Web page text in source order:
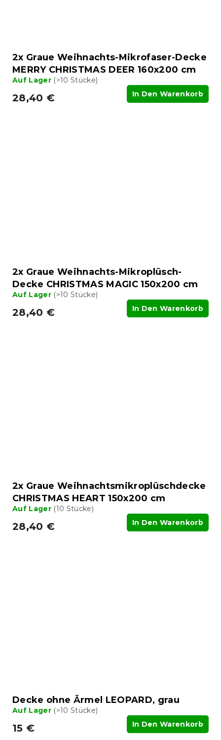
2x Graue Weihnachts-Mikrofaser-Decke
MERRY CHRISTMAS DEER 160x200 cm
Auf Lager (>10 Stücke)
28,40 € In Den Warenkorb
2x Graue Weihnachts-Mikroplüsch-
Decke CHRISTMAS MAGIC 150x200 cm
Auf Lager (>10 Stücke)
28,40 € In Den Warenkorb
2x Graue Weihnachtsmikroplüschdecke
CHRISTMAS HEART 150x200 cm
Auf Lager (10 Stücke)
28,40 € In Den Warenkorb
Decke ohne Ärmel LEOPARD, grau
Auf Lager (>10 Stücke)
15 € In Den Warenkorb